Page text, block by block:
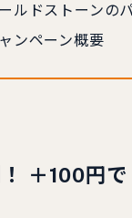
ルドストーンの
ンペーン概要
＋100円